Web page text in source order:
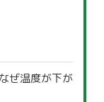
ぜ温度が下が